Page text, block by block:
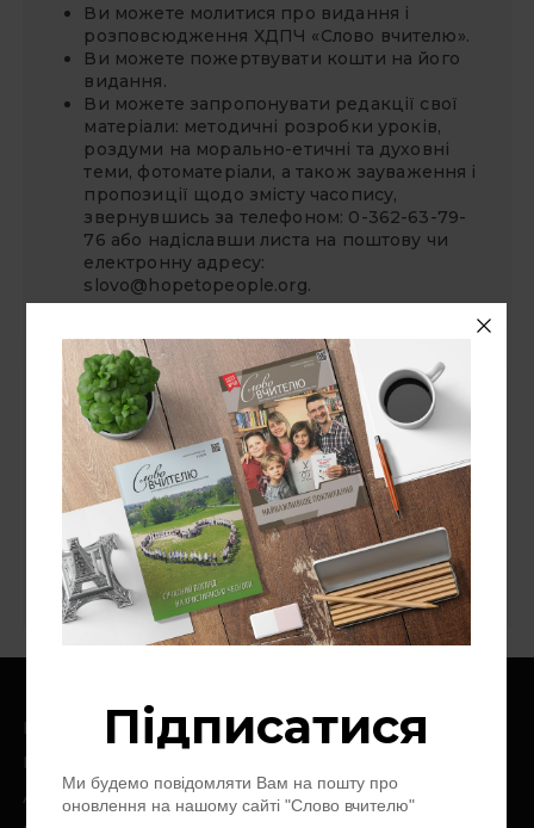
Ви можете молитися про видання і
розповсюдження ХДПЧ «Слово вчителю».
Ви можете пожертвувати кошти на його
видання.
Ви можете запропонувати редакції свої
матеріали: методичні розробки уроків,
роздуми на морально-етичні та духовні
теми, фотоматеріали, а також зауваження і
пропозиції щодо змісту часопису,
звернувшись за телефоном: 0-362-63-79-
76 або надіславши листа на поштову чи
електронну адресу:
slovo@hopetopeople.org.
СУВІЙ БЛОҐІВ
«Надія — людям»
Національний університет "Острозька
академія"
Ноїв Ковчег
Слово про слово
Цінності
Головна
Про нас
Архів журналу